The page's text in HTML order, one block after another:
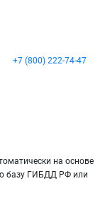
+7 (800) 222-74-47
на основе
базу ГИБДД РФ или